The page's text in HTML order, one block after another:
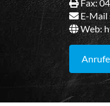
Fax:
E-Mail
Web: